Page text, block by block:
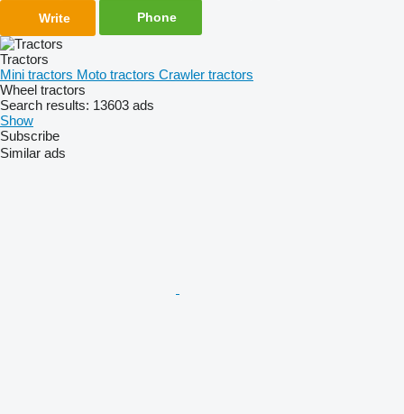
Write Phone
Tractors
Mini tractors Moto tractors Crawler tractors
Wheel tractors
Search results: 13603 ads
Show
Subscribe
Similar ads